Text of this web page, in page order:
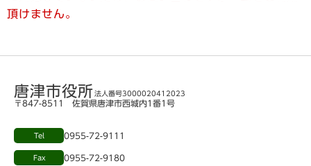
頂けません。
唐津市役所 法人番号3000020412023
〒847-8511 佐賀県唐津市西城内1番1号
Tel 0955-72-9111
Fax 0955-72-9180